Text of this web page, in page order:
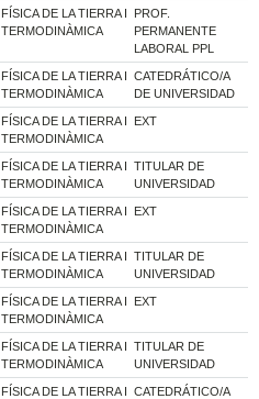
FÍSICA DE LA TIERRA I
TERMODINÀMICA
PROF.
PERMANENTE
LABORAL PPL
FÍSICA DE LA TIERRA I
TERMODINÀMICA
CATEDRÁTICO/A
DE UNIVERSIDAD
FÍSICA DE LA TIERRA I
TERMODINÀMICA
EXT
FÍSICA DE LA TIERRA I
TERMODINÀMICA
TITULAR DE
UNIVERSIDAD
FÍSICA DE LA TIERRA I
TERMODINÀMICA
EXT
FÍSICA DE LA TIERRA I
TERMODINÀMICA
TITULAR DE
UNIVERSIDAD
FÍSICA DE LA TIERRA I
TERMODINÀMICA
EXT
FÍSICA DE LA TIERRA I
TERMODINÀMICA
TITULAR DE
UNIVERSIDAD
FÍSICA DE LA TIERRA I CATEDRÁTICO/A